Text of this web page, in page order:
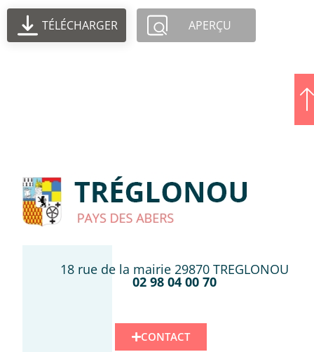
TÉLÉCHARGER APERÇU
18 rue de la mairie 29870 TREGLONOU
02 98 04 00 70
CONTACT